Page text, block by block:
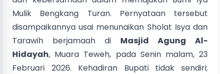
Mulik Bengkang Turan. Pernyataan tersebut
disampaikannya usai menunaikan Sholat Isya dan
Tarawih berjamaah di Masjid Agung Al-
Hidayah, Muara Teweh, pada Senin malam, 23
Februari 2026. Kehadiran Bupati tidak sendiri;